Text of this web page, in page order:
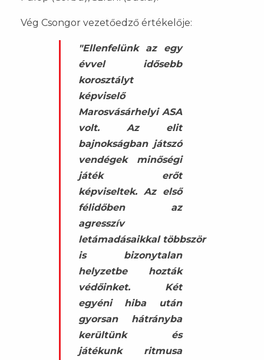
Vég Csongor vezetőedző értékelője:
"Ellenfelünk az egy
évvel idősebb
korosztályt
képviselő
Marosvásárhelyi ASA
volt. Az elit
bajnokságban játszó
vendégek minőségi
játék erőt
képviseltek. Az első
félidőben az
agresszív
letámadásaikkal többször
is bizonytalan
helyzetbe hozták
védőinket. Két
egyéni hiba után
gyorsan hátrányba
kerültünk és
játékunk ritmusa